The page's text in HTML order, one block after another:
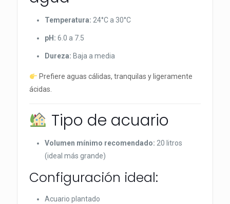
Temperatura: 24°C a 30°C
pH: 6.0 a 7.5
Dureza: Baja a media
Prefiere aguas cálidas, tranquilas y ligeramente
ácidas.
Tipo de acuario
Volumen mínimo recomendado: 20 litros
(ideal más grande)
Configuración ideal:
Acuario plantado